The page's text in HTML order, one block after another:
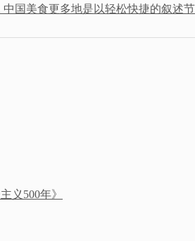
国美食更多地是以轻松快捷的叙述
义500年》